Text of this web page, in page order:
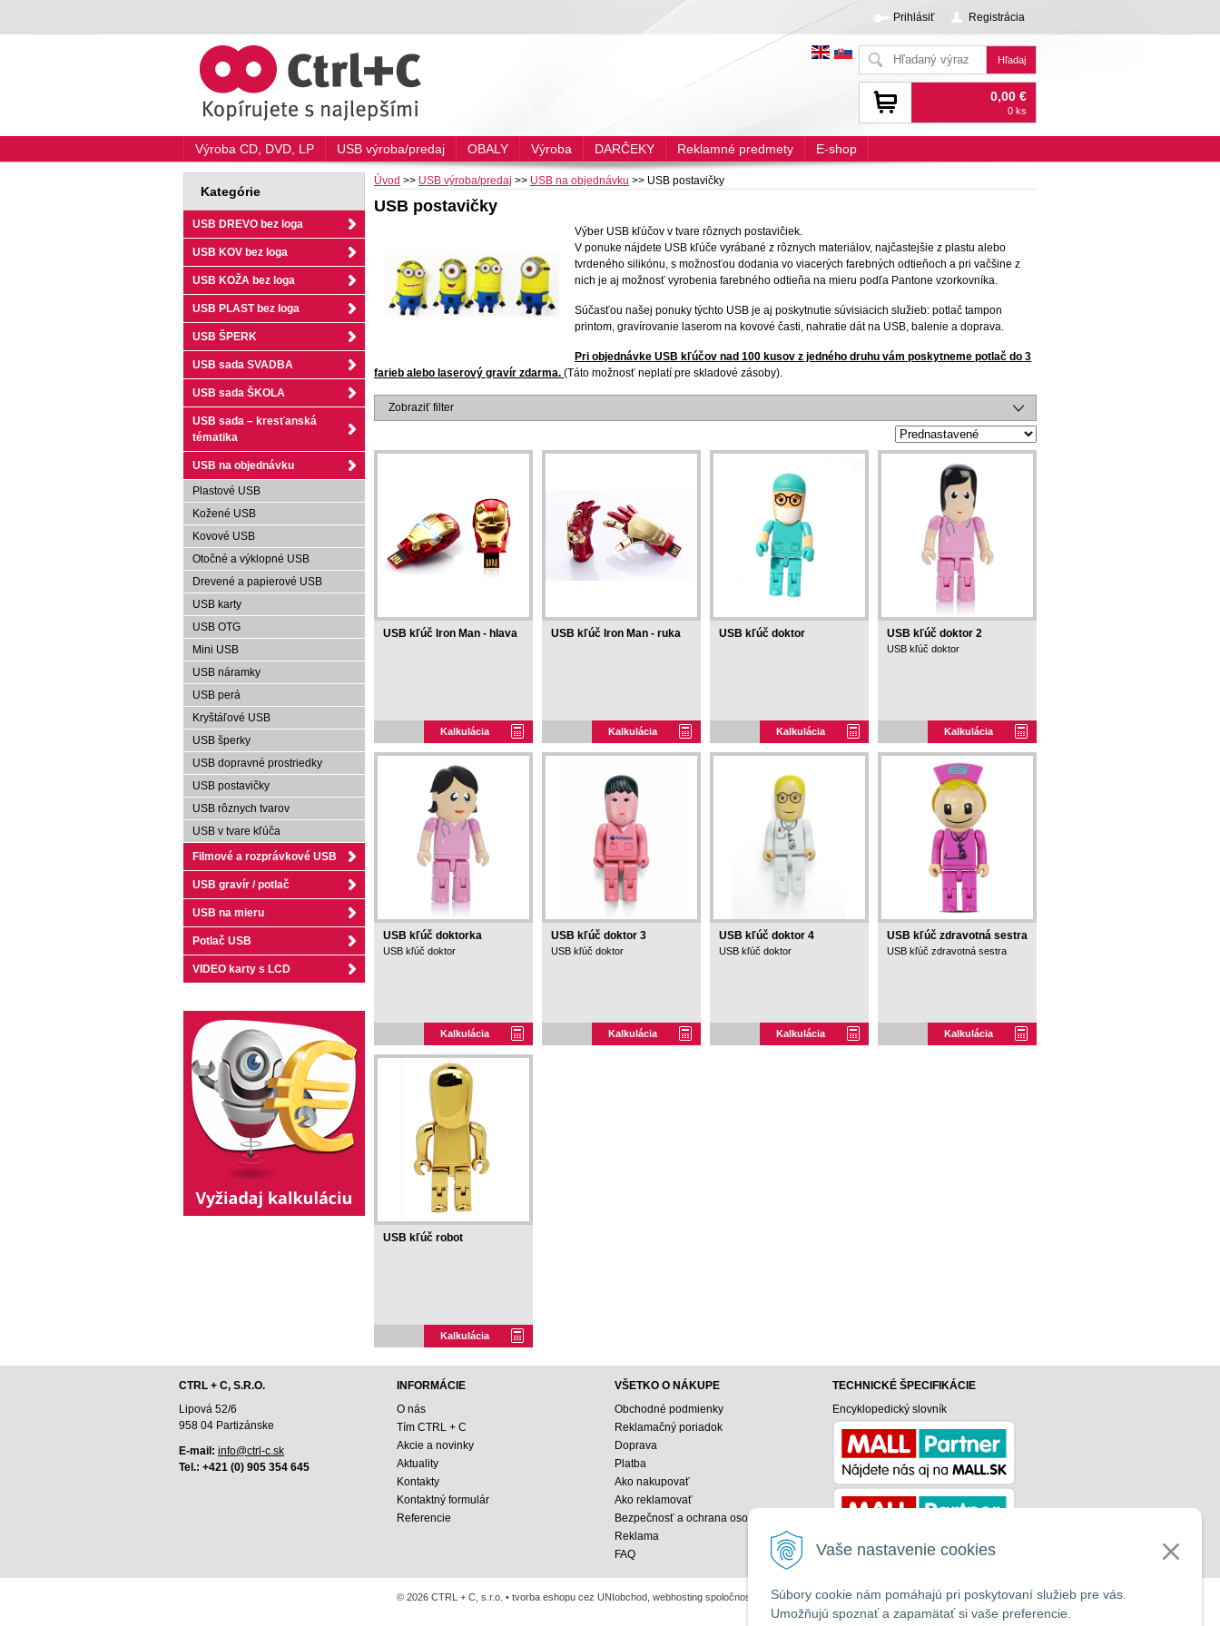
Vaše nastavenie cookies
Súbory cookie nám pomáhajú pri poskytovaní služieb pre vás.
Umožňujú spoznať a zapamätať si vaše preferencie.
Prihlásiť Registrácia
0,00 €
0 ks
Úvod >> USB výroba/predaj >> USB na objednávku >> USB postavičky
USB postavičky
Výber USB kľúčov v tvare rôznych postavičiek.
V ponuke nájdete USB kľúče vyrábané z rôznych materiálov, najčastejšie z plastu alebo
tvrdeného silikónu, s možnosťou dodania vo viacerých farebných odtieňoch a pri vačšine z
nich je aj možnosť vyrobenia farebného odtieňa na mieru podľa Pantone vzorkovníka.
Súčasťou našej ponuky týchto USB je aj poskytnutie súvisiacich služieb: potlač tampon
printom, gravírovanie laserom na kovové časti, nahratie dát na USB, balenie a doprava.
Pri objednávke USB kľúčov nad 100 kusov z jedného druhu vám poskytneme potlač do 3
farieb alebo laserový gravír zdarma. (Táto možnosť neplatí pre skladové zásoby).
Zobraziť filter
USB kľúč Iron Man - hlava
Kalkulácia
USB kľúč Iron Man - ruka
Kalkulácia
USB kľúč doktor
Kalkulácia
USB kľúč doktor 2
USB kľúč doktor
Kalkulácia
USB kľúč doktorka
USB kľúč doktor
Kalkulácia
USB kľúč doktor 3
USB kľúč doktor
Kalkulácia
USB kľúč doktor 4
USB kľúč doktor
Kalkulácia
USB kľúč zdravotná sestra
USB kľúč zdravotná sestra
Kalkulácia
USB kľúč robot
Kalkulácia
Kategórie
USB DREVO bez loga
USB KOV bez loga
USB KOŽA bez loga
USB PLAST bez loga
USB ŠPERK
USB sada SVADBA
USB sada ŠKOLA
USB sada – kresťanská
tématika
USB na objednávku
Plastové USB
Kožené USB
Kovové USB
Otočné a výklopné USB
Drevené a papierové USB
USB karty
USB OTG
Mini USB
USB náramky
USB perá
Kryštáľové USB
USB šperky
USB dopravné prostriedky
USB postavičky
USB rôznych tvarov
USB v tvare kľúča
Filmové a rozprávkové USB
USB gravír / potlač
USB na mieru
Potlač USB
VIDEO karty s LCD
Výroba CD, DVD, LP USB výroba/predaj OBALY Výroba DARČEKY Reklamné predmety E-shop
CTRL + C, S.R.O.
Lipová 52/6
958 04 Partizánske
E-mail: info@ctrl-c.sk
Tel.: +421 (0) 905 354 645
INFORMÁCIE
O nás
Tím CTRL + C
Akcie a novinky
Aktuality
Kontakty
Kontaktný formulár
Referencie
VŠETKO O NÁKUPE
Obchodné podmienky
Reklamačný poriadok
Doprava
Platba
Ako nakupovať
Ako reklamovať
Bezpečnosť a ochrana osobných údajov
Reklama
FAQ
TECHNICKÉ ŠPECIFIKÁCIE
Encyklopedický slovník
© 2026 CTRL + C, s.r.o. • tvorba eshopu cez UNIobchod, webhosting spoločnosti WEBYGROUP